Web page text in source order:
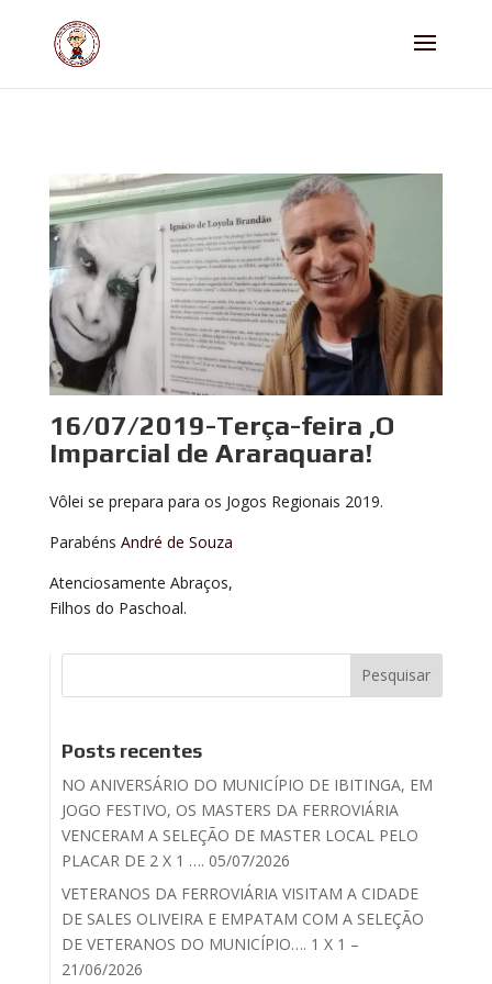
16/07/2019-Terça-feira ,O
Imparcial de Araraquara!
Vôlei se prepara para os Jogos Regionais 2019.
Parabéns André de Souza
Atenciosamente Abraços,
Filhos do Paschoal.
Posts recentes
NO ANIVERSÁRIO DO MUNICÍPIO DE IBITINGA, EM
JOGO FESTIVO, OS MASTERS DA FERROVIÁRIA
VENCERAM A SELEÇÃO DE MASTER LOCAL PELO
PLACAR DE 2 X 1 …. 05/07/2026
VETERANOS DA FERROVIÁRIA VISITAM A CIDADE
DE SALES OLIVEIRA E EMPATAM COM A SELEÇÃO
DE VETERANOS DO MUNICÍPIO…. 1 X 1 –
21/06/2026